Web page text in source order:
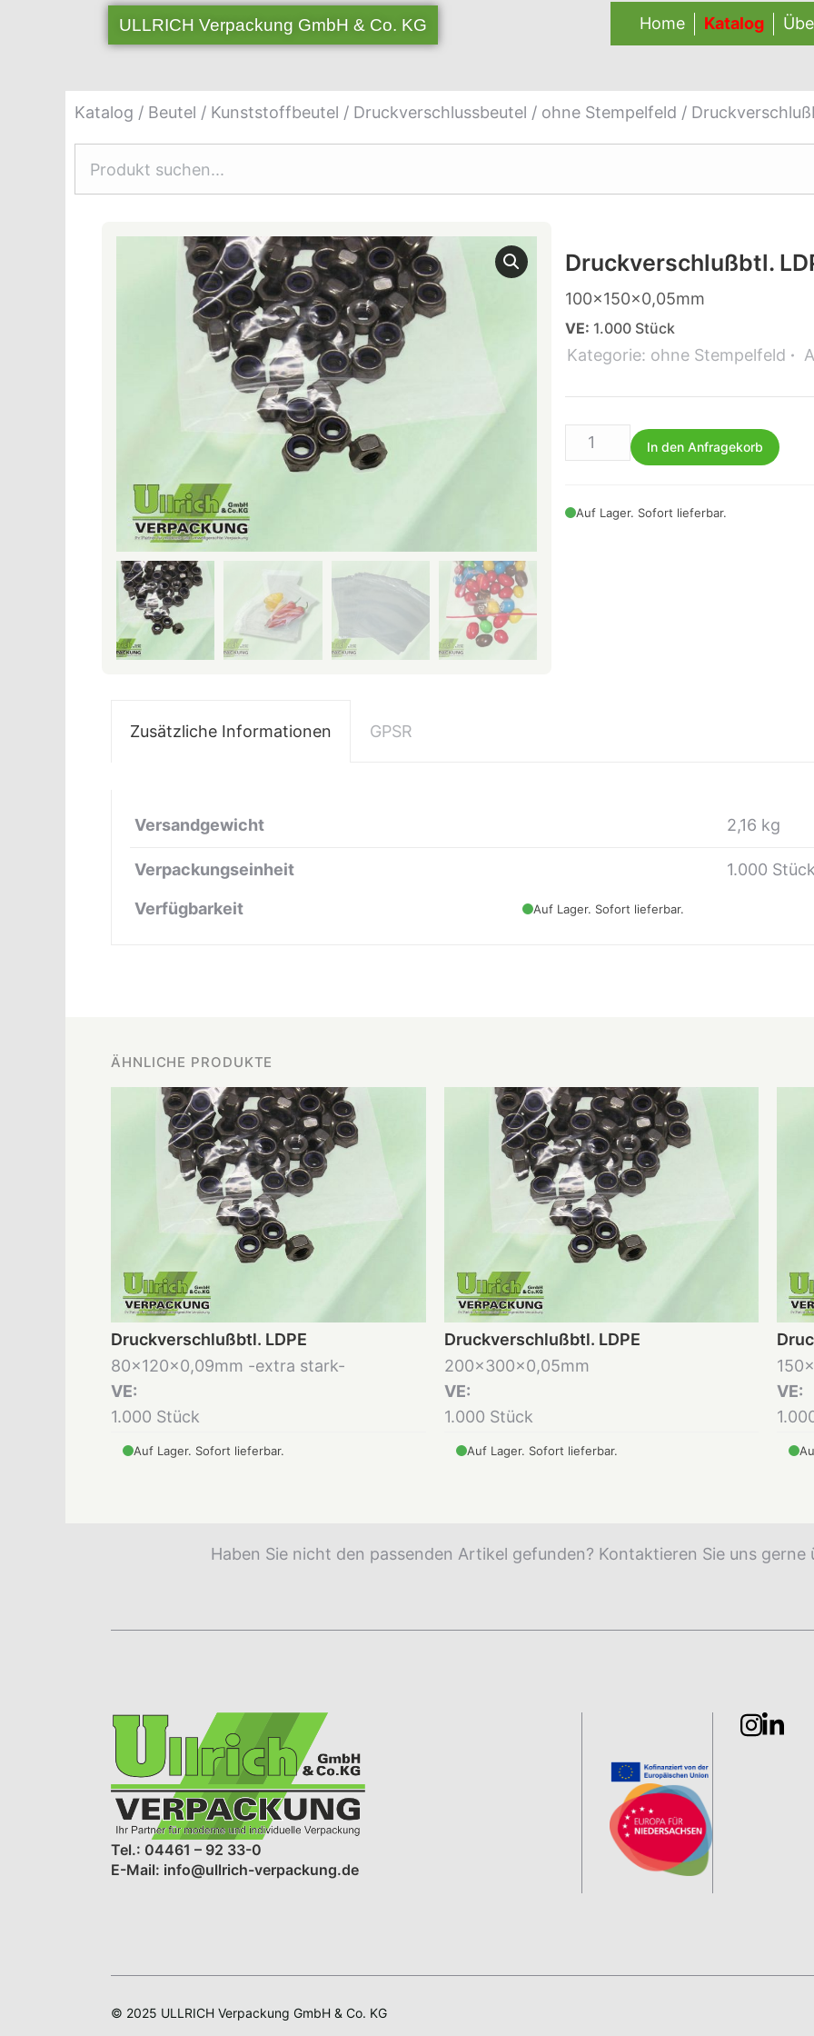
ULLRICH Verpackung GmbH & Co. KG Home Katalog
Katalog / Beutel / Kunststoffbeutel / Druckverschlussbeutel / ohne Stempelfeld /
Druckverschlußbtl.
100x150x0,05mm
VE: 1.000 Stück
Kategorie: ohne Stempelfeld
In den Anfragekorb
Auf Lager. Sofort lieferbar.
Zusätzliche Informationen GPSR
Versandgewicht 2,16 kg
Verpackungseinheit 1.000
Verfügbarkeit Auf Lager. Sofort lieferbar.
ÄHNLICHE PRODUKTE
Druckverschlußbtl. LDPE
80x120x0,09mm -extra stark-
VE:
1.000 Stück
Auf Lager. Sofort lieferbar.
Druckverschlußbtl. LDPE
200x300x0,05mm
VE:
1.000 Stück
Auf Lager. Sofort lieferbar.
VE:
Haben Sie nicht den passenden Artikel gefunden? Kontaktieren Sie uns gerne
Tel.: 04461 – 92 33-0
E-Mail: info@ullrich-verpackung.de
© 2025 ULLRICH Verpackung GmbH & Co. KG